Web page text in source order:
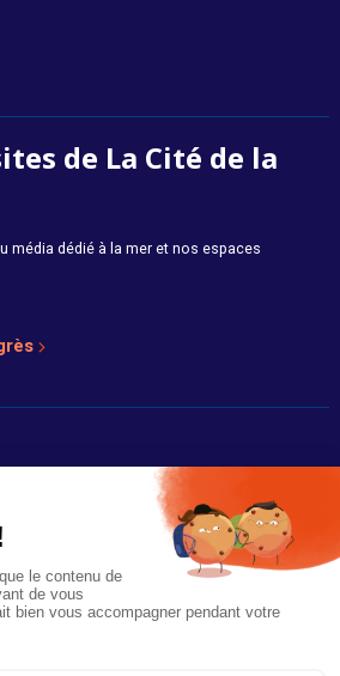
de La Cité de la
média dédié à la mer et nos espaces
de presse en ligne.